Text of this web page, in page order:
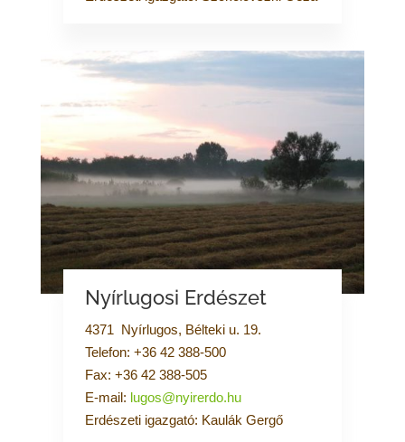
Nyírlugosi Erdészet
4371 Nyírlugos, Bélteki u. 19.
Telefon: +36 42 388-500
Fax: +36 42 388-505
E-mail: lugos@nyirerdo.hu
Erdészeti igazgató: Kaulák Gergő